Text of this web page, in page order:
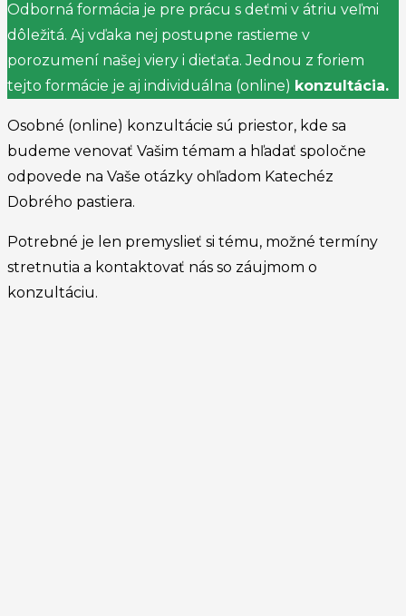
Odborná formácia je pre prácu s deťmi v átriu veľmi
dôležitá. Aj vďaka nej postupne rastieme v
porozumení našej viery i dieťaťa. Jednou z foriem
tejto formácie je aj individuálna (online) konzultácia.
Osobné (online) konzultácie sú priestor, kde sa
budeme venovať Vašim témam a hľadať spoločne
odpovede na Vaše otázky ohľadom Katechéz
Dobrého pastiera.
Potrebné je len premyslieť si tému, možné termíny
stretnutia a kontaktovať nás so záujmom o
konzultáciu.